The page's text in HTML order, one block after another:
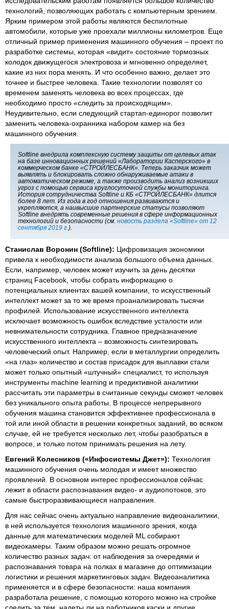
технологий, позволяющих работать с компьютерным зрением.
Ярким примером этой работы являются беспилотные
автомобили, которые уже проехали миллионы километров. Еще
отличный пример применения машинного обучения – проект по
разработке системы, которая «видит» состояние тормозных
колодок движущегося электровоза и мгновенно определяет,
какие из них пора менять. И что особенно важно, делает это
точнее и быстрее человека. Такие технологии позволят со
временем заменять человека во всех процессах, где
необходимо просто «следить за происходящим».
Неудивительно, если следующий стартап-единорог позволит
заменить человека-охранника набором камер на без
машинного обучения.
Softline внедрила комплексную систему защиты от целевых атак
на базе инновационных решений «Лаборатории Касперского» в
коммерческом банке «СТРОЙЛЕСБАНК». Теперь заказчик может
выявлять и блокировать сложно обнаруживаемые атаки в
автоматическом режиме, а также производить анализ возникших
угроз с помощью сервиса круглосуточной службы мониторинга.
История сотрудничества Softline и КБ «СТРОЙЛЕСБАНК» длится
более 8 лет. Из года в год отношения развиваются и
укрепляются, а наивысшие партнерские статусы позволяют
Softline внедрять современные решения в сфере информационных
технологий и безопасности (см. новость раздела «Softline» от 12
сентября 2019 г. ).
Станислав Воронин (Softline): Цифровизация экономики
привела к необходимости анализа большого объема данных.
Если, например, человек может изучить за день десятки
страниц Facebook, чтобы собрать информацию о
потенциальных клиентах вашей компании, то искусственный
интеллект может за то же время проанализировать тысячи
профилей. Использование искусственного интеллекта
исключает возможность ошибок вследствие усталости или
невнимательности сотрудника. Главное предназначение
искусственного интеллекта – возможность синтезировать
человеческий опыт. Например, если в металлургии определить
«на глаз» количество и состав присадок для выплавки стали
может только опытный «штучный» специалист, то используя
инструменты machine learning и предиктивной аналитики
рассчитать эти параметры в считанные секунды сможет человек
без уникального опыта работы. В процессе непрерывного
обучения машина становится эффективнее профессионала в
той или иной области в решении конкретных заданий, во всяком
случае, ей не требуется несколько лет, чтобы разобраться в
вопросе, и только потом принимать решения на лету.
Евгений Колесников («Инфосистемы Джет»): Технология
машинного обучения очень молодая и имеет множество
проявлений. В основном интерес профессионалов сейчас
лежит в области распознавания видео- и аудиопотоков, это
самые быстроразвивающиеся направления.
Для нас сейчас очень актуально направление видеоаналитики,
в ней используется технология машинного зрения, когда
данные для математических моделей ML собирают
видеокамеры. Таким образом можно решать огромное
количество разных задач: от наблюдения за очередями и
распознавания товара на полках в магазине до оптимизации
логистики и решения маркетинговых задач. Видеоаналитика
применяется и в сфере безопасности: наша компания
разработала решение, с помощью которого можно на стройке
следить за тем, надеты ли на работников каски и другие